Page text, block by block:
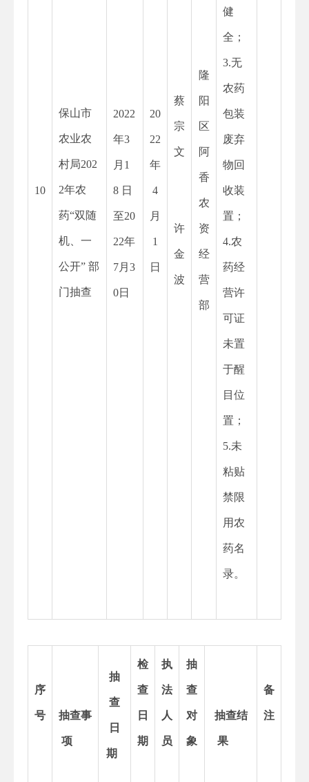
10
保山市
农业农
村局202
2年农
药“双随
机、一
公开” 部
门抽查
2022
年3
月1
8 日
至20
22年
7月3
0日
20
22
年
4
月
1
日
蔡
宗
文
许
金
波
隆
阳
区
阿
香
农
资
经
营
部
健
全；
3.无
农药
包装
废弃
物回
收装
置；
4.农
药经
营许
可证
未置
于醒
目位
置；
5.未
粘贴
禁限
用农
药名
录。
序
号 抽查事
项
抽
查
日
期
检
查
日
期
执
法
人
员
抽
查
对
象
抽查结
果
备
注